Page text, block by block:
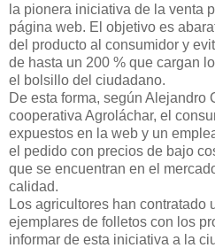
la pionera iniciativa de la venta
página web. El objetivo es
del producto al consumidor y
de hasta un 200 % que cargan
el bolsillo del ciudadano.
De esta forma, según Alejandro
cooperativa Agroláchar, el
expuestos en la web y un
el pedido con precios de bajo
que se encuentran en el
calidad.
Los agricultores han contratado
ejemplares de folletos con los
informar de esta iniciativa a la